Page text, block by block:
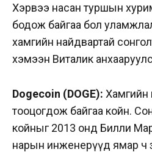
Хэрвээ насан туршын
бодож байгаа бол
хамгийн найдвартай
хэмээн Виталик
Dogecoin (DOGE): Хамгийн
тооцогдож байгаа койн.
койныг 2013 онд Билли
нарын инженерүүд ямар ч